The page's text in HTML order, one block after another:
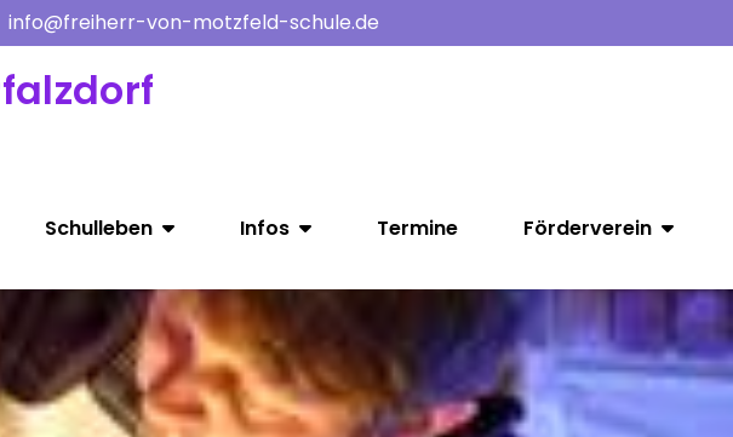
info@freiherr-von-motzfeld-schule.de
Schulleben Infos Termine Förderverein